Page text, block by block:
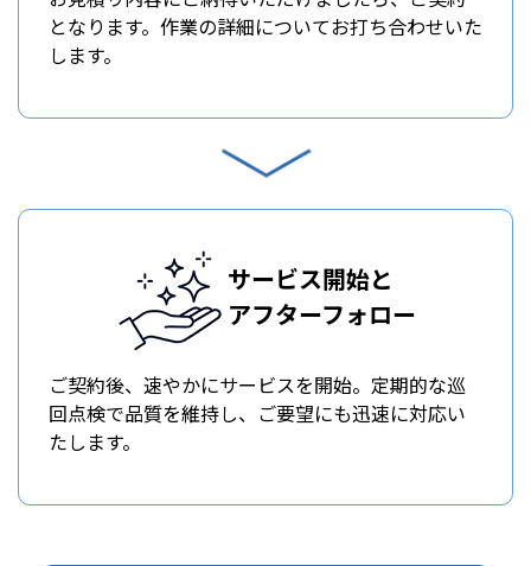
となります。作業の詳細についてお打ち合わせいた
します。
サービス開始と
アフターフォロー
ご契約後、速やかにサービスを開始。定期的な巡
回点検で品質を維持し、ご要望にも迅速に対応い
たします。